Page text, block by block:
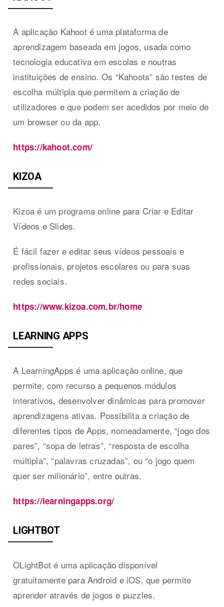
A aplicação Kahoot é uma plataforma de
aprendizagem baseada em jogos, usada como
tecnologia educativa em escolas e noutras
instituições de ensino. Os “Kahoots” são testes de
escolha múltipla que permitem a criação de
utilizadores e que podem ser acedidos por meio de
um browser ou da app.
https://kahoot.com/
KIZOA
Kizoa é um programa online para Criar e Editar
Vídeos e Slides.
É fácil fazer e editar seus vídeos pessoais e
profissionais, projetos escolares ou para suas
redes sociais.
https://www.kizoa.com.br/home
LEARNING APPS
A LearningApps é uma aplicação online, que
permite, com recurso a pequenos módulos
interativos, desenvolver dinâmicas para promover
aprendizagens ativas. Possibilita a criação de
diferentes tipos de Apps, nomeadamente, “jogo dos
pares”, “sopa de letras”, “resposta de escolha
múltipla”, “palavras cruzadas”, ou “o jogo quem
quer ser milionário”, entre outras.
https://learningapps.org/
LIGHTBOT
OLightBot é uma aplicação disponível
gratuitamente para Android e iOS, que permite
aprender através de jogos e puzzles.